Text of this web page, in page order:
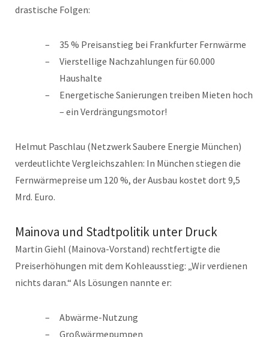
drastische Folgen:
35 % Preisanstieg bei Frankfurter Fernwärme
Vierstellige Nachzahlungen für 60.000
Haushalte
Energetische Sanierungen treiben Mieten hoch
– ein Verdrängungsmotor!
Helmut Paschlau (Netzwerk Saubere Energie München)
verdeutlichte Vergleichszahlen: In München stiegen die
Fernwärmepreise um 120 %, der Ausbau kostet dort 9,5
Mrd. Euro.
Mainova und Stadtpolitik unter Druck
Martin Giehl (Mainova-Vorstand) rechtfertigte die
Preiserhöhungen mit dem Kohleausstieg: „Wir verdienen
nichts daran.“ Als Lösungen nannte er:
Abwärme-Nutzung
Großwärmepumpen